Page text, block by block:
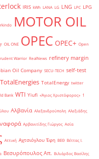
IRIS kWh LANA LG LNG LPC LPG
MOTOR OIL
OIL ONE OPEC OPEC+ Open
Warrior RealNews refinery margin
Oil Company SECU-TECH self-test
TotalEnergies TotalEnergy twitter
Bank WTI Yiufi «Άγιος Χριστόφορος» ΄1
Αλβανία Αλεξανδρούπολη Αλεξιάδης
Αρβανιτίδης Γιώργος Ασία
Αττική Αχτσιόγλου Έφη ΒΕΘ Βέττας Ι.
Βεσυρόπουλος Απ. Βιλιάρδος Βασίλης